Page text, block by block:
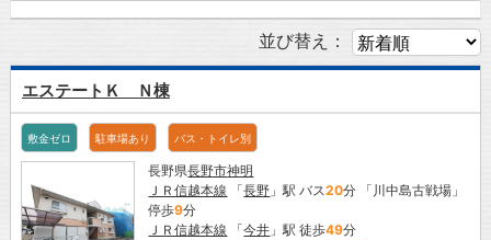
並び替え：
エステートＫ Ｎ棟
敷金ゼロ 駐車場あり バス・トイレ別
長野県長野市神明
ＪＲ信越本線 「長野 」駅 バス20分 「川中島古戦場」
停歩9分
ＪＲ信越本線 「今井 」駅 徒歩49分